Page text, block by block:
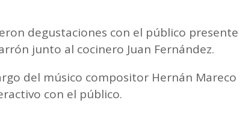
degustaciones con el público presente
junto al cocinero Juan Fernández.
del músico compositor Hernán Mareco
con el público.